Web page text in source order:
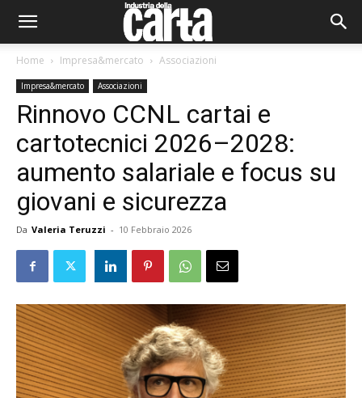
Home Impresa&mercato Associazioni
Impresa&mercato Associazioni
Rinnovo CCNL cartai e
cartotecnici 2026–2028:
aumento salariale e focus su
giovani e sicurezza
Da Valeria Teruzzi - 10 Febbraio 2026